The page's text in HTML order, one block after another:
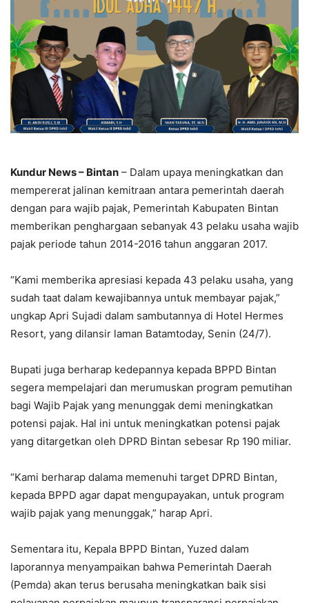
Kundur News – Bintan – Dalam upaya meningkatkan dan
mempererat jalinan kemitraan antara pemerintah daerah
dengan para wajib pajak, Pemerintah Kabupaten Bintan
memberikan penghargaan sebanyak 43 pelaku usaha wajib
pajak periode tahun 2014-2016 tahun anggaran 2017.
“Kami memberika apresiasi kepada 43 pelaku usaha, yang
sudah taat dalam kewajibannya untuk membayar pajak,”
ungkap Apri Sujadi dalam sambutannya di Hotel Hermes
Resort, yang dilansir laman Batamtoday, Senin (24/7).
Bupati juga berharap kedepannya kepada BPPD Bintan
segera mempelajari dan merumuskan program pemutihan
bagi Wajib Pajak yang menunggak demi meningkatkan
potensi pajak. Hal ini untuk meningkatkan potensi pajak
yang ditargetkan oleh DPRD Bintan sebesar Rp 190 miliar.
“Kami berharap dalama memenuhi target DPRD Bintan,
kepada BPPD agar dapat mengupayakan, untuk program
wajib pajak yang menunggak,” harap Apri.
Sementara itu, Kepala BPPD Bintan, Yuzed dalam
laporannya menyampaikan bahwa Pemerintah Daerah
(Pemda) akan terus berusaha meningkatkan baik sisi